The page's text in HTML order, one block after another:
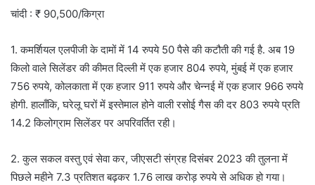
चांदी : ₹ 90,500/किग्रा
1. कमर्शियल एलपीजी के दामों में 14 रुपये 50 पैसे की कटौती की गई है. अब 19
किलो वाले सिलेंडर की कीमत दिल्ली में एक हजार 804 रुपये, मुंबई में एक हजार
756 रुपये, कोलकाता में एक हजार 911 रुपये और चेन्नई में एक हजार 966 रुपये
होगी. हालाँकि, घरेलू घरों में इस्तेमाल होने वाली रसोई गैस की दर 803 रुपये प्रति
14.2 किलोग्राम सिलेंडर पर अपरिवर्तित रही।
2. कुल सकल वस्तु एवं सेवा कर, जीएसटी संग्रह दिसंबर 2023 की तुलना में
पिछले महीने 7.3 प्रतिशत बढ़कर 1.76 लाख करोड़ रुपये से अधिक हो गया।